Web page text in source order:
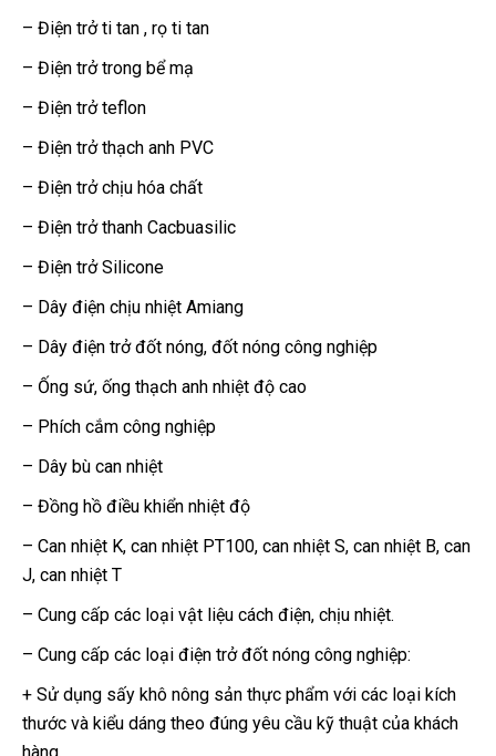
– Điện trở ti tan , rọ ti tan
– Điện trở trong bể mạ
– Điện trở teflon
– Điện trở thạch anh PVC
– Điện trở chịu hóa chất
– Điện trở thanh Cacbuasilic
– Điện trở Silicone
– Dây điện chịu nhiệt Amiang
– Dây điện trở đốt nóng, đốt nóng công nghiệp
– Ống sứ, ống thạch anh nhiệt độ cao
– Phích cắm công nghiệp
– Dây bù can nhiệt
– Đồng hồ điều khiển nhiệt độ
– Can nhiệt K, can nhiệt PT100, can nhiệt S, can nhiệt B, can
J, can nhiệt T
– Cung cấp các loại vật liệu cách điện, chịu nhiệt.
– Cung cấp các loại điện trở đốt nóng công nghiệp:
+ Sử dụng sấy khô nông sản thực phẩm với các loại kích
thước và kiểu dáng theo đúng yêu cầu kỹ thuật của khách